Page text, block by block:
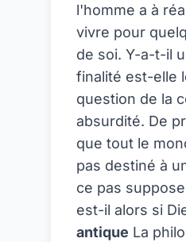
l'homme a à
vivre pour
de soi. Y-a-t-il
finalité est-elle
question de la
absurdité. De
que tout le
pas destiné à
ce pas
est-il alors si
antique La